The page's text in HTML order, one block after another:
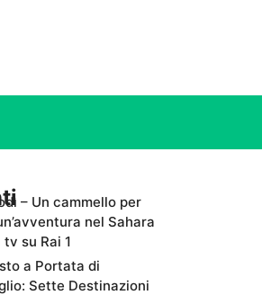
– Un cammello per
nel Sahara
su Rai 1
a Portata di
Sette Destinazioni